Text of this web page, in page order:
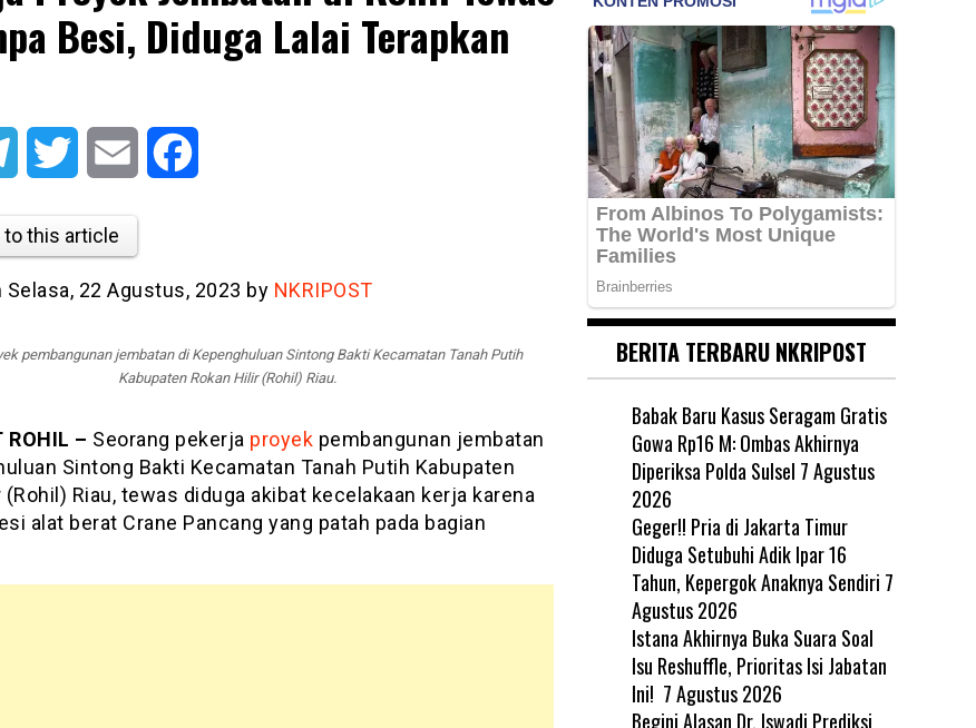
Besi, Diduga Lalai Terapkan
Telegram Twitter Email
to this article
Selasa, 22 Agustus, 2023 by NKRIPOST
pembangunan jembatan di Kepenghuluan Sintong Bakti Kecamatan Tanah Putih
Kabupaten Rokan Hilir (Rohil) Riau.
ROHIL – Seorang pekerja proyek pembangunan jembatan
Sintong Bakti Kecamatan Tanah Putih Kabupaten
(Rohil) Riau, tewas diduga akibat kecelakaan kerja karena
alat berat Crane Pancang yang patah pada bagian
BERITA TERBARU NKRIPOST
Babak Baru Kasus Seragam Gratis
Gowa Rp16 M: Ombas Akhirnya
Diperiksa Polda Sulsel 7 Agustus
2026
Geger!! Pria di Jakarta Timur
Diduga Setubuhi Adik Ipar 16
Tahun, Kepergok Anaknya Sendiri 7
Agustus 2026
Istana Akhirnya Buka Suara Soal
Isu Reshuffle, Prioritas Isi Jabatan
Ini! 7 Agustus 2026
Begini Alasan Dr. Iswadi Prediksi